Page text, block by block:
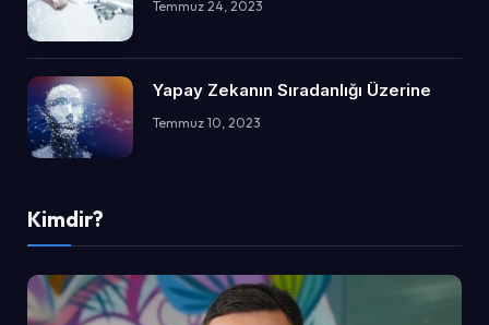
Temmuz 24, 2023
Yapay Zekanın Sıradanlığı Üzerine
Temmuz 10, 2023
Kimdir?